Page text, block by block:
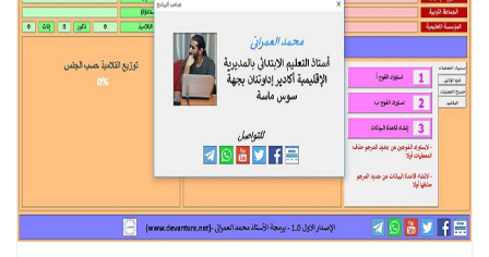
الحياتية
2022/01/02